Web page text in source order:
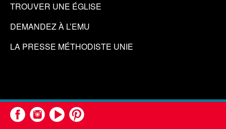
TROUVER UNE ÉGLISE
DEMANDEZ À L’EMU
LA PRESSE MÉTHODISTE UNIE